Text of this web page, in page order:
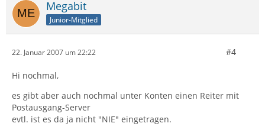
Megabit
Junior-Mitglied
22. Januar 2007 um 22:22 #4
Hi nochmal,
es gibt aber auch nochmal unter Konten einen Reiter mit
Postausgang-Server
evtl. ist es da ja nicht "NIE" eingetragen.